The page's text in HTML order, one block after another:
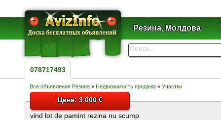
Резина, Молдова
078717493
Все объявления Резина » Недвижимость продажа » Участки
Цена: 3 000 €
vind lot de pamint rezina nu scump